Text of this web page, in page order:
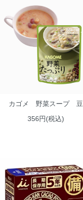
カゴメ 野菜スープ 豆
356円(税込)